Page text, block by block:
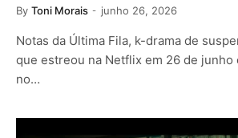
By Toni Morais junho 26, 2026
Notas da Última Fila, k-drama de
que estreou na Netflix em 26 de junho
no…